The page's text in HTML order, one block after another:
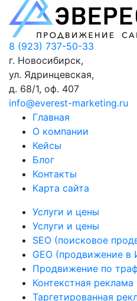
8 (923) 737-50-33
г. Новосибирск,
ул. Ядринцевская,
д. 68/1, оф. 407
info@everest-marketing.ru
Главная
О компании
Кейсы
Блог
Контакты
Карта сайта
Услуги и цены
Услуги и цены
SEO (поисковое
GEO (продвижение в
Продвижение по
Контекстная реклама
Таргетированная